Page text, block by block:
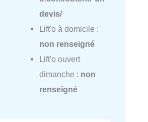
devis/
Lift'o à domicile :
non renseigné
Lift'o ouvert
dimanche : non
renseigné